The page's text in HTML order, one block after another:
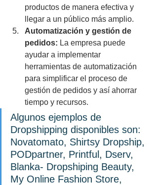
productos de manera efectiva y
llegar a un público más amplio.
Automatización y gestión de
pedidos: La empresa puede
ayudar a implementar
herramientas de automatización
para simplificar el proceso de
gestión de pedidos y así ahorrar
tiempo y recursos.
Algunos ejemplos de
Dropshipping disponibles son:
Novatomato, Shirtsy Dropship,
PODpartner, Printful, Dserv,
Blanka- Dropshiping Beauty,
My Online Fashion Store,